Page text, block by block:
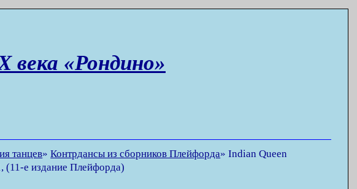
«Рондино»
танцев»Контрдансы из сборников Плейфорда»Indian Queen
(11-е издание Плейфорда)